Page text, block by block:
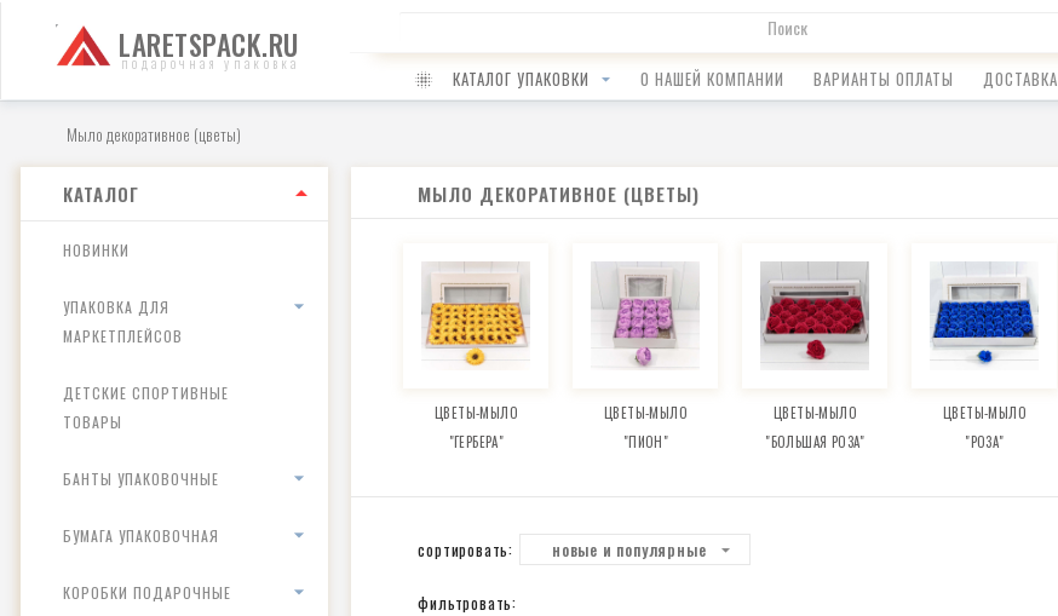
LARETSPACK.RU
подарочная упаковка
КАТАЛОГ УПАКОВКИ О НАШЕЙ КОМПАНИИ ВАРИАНТЫ ОПЛАТЫ ДОСТАВКА
Мыло декоративное (цветы)
КАТАЛОГ
НОВИНКИ
УПАКОВКА ДЛЯ
МАРКЕТПЛЕЙСОВ
ДЕТСКИЕ СПОРТИВНЫЕ
ТОВАРЫ
БАНТЫ УПАКОВОЧНЫЕ
БУМАГА УПАКОВОЧНАЯ
КОРОБКИ ПОДАРОЧНЫЕ
МЫЛО ДЕКОРАТИВНОЕ (ЦВЕТЫ)
ЦВЕТЫ-МЫЛО
"ГЕРБЕРА"
ЦВЕТЫ-МЫЛО
"ПИОН"
ЦВЕТЫ-МЫЛО
"БОЛЬШАЯ РОЗА"
ЦВЕТЫ-МЫЛО
"РОЗА"
сортировать: новые и популярные
фильтровать: